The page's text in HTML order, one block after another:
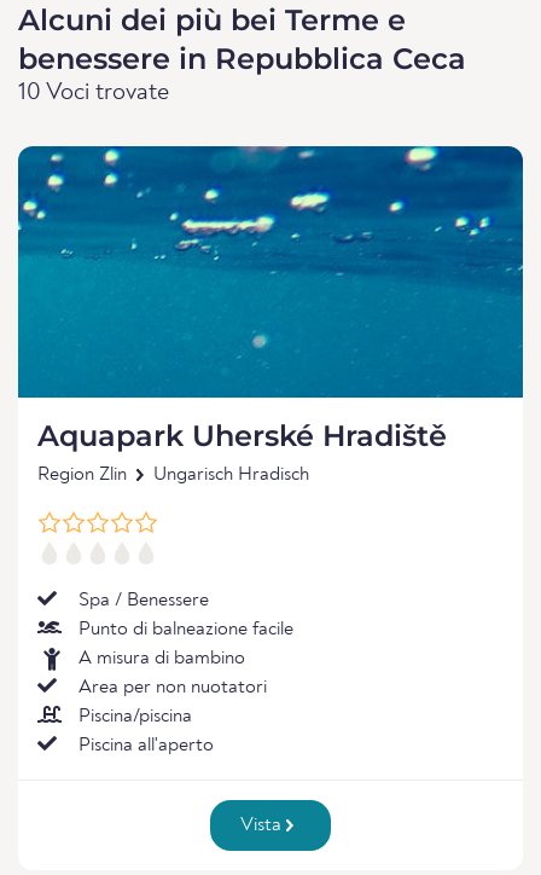
Alcuni dei più bei Terme e
benessere in Repubblica Ceca
10 Voci trovate
Aquapark Uherské Hradiště
Region Zlin Ungarisch Hradisch
Spa / Benessere
Punto di balneazione facile
A misura di bambino
Area per non nuotatori
Piscina/piscina
Piscina all'aperto
Vista